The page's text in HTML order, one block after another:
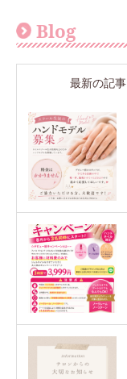
Blog
最新の記事